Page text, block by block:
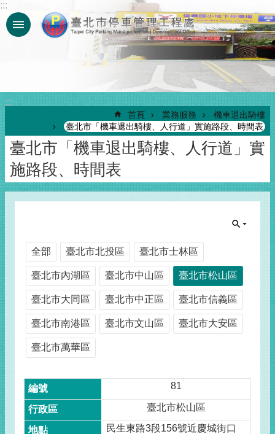
跳到主要內容區塊
:::
:::
首頁 業務服務
機車退出騎樓
臺北市「機車退出騎樓、人行道」實施路段、時間表
臺北市「機車退出騎樓、人行道」實
施路段、時間表
全部 臺北市北投區 臺北市士林區
臺北市內湖區 臺北市中山區 臺北市松山區
臺北市大同區 臺北市中正區 臺北市信義區
臺北市南港區 臺北市文山區 臺北市大安區
臺北市萬華區
81
臺北市松山區
民生東路3段156號近慶城街口